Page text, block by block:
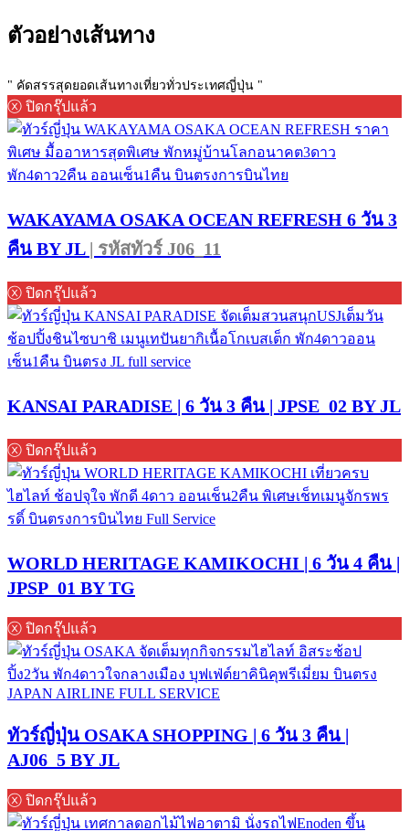
ตัวอย่างเส้นทาง
" คัดสรรสุดยอดเส้นทางเที่ยวทั่วประเทศญี่ปุ่น "
ⓧ ปิดกรุ๊ปแล้ว
WAKAYAMA OSAKA OCEAN REFRESH 6 วัน 3
คืน BY JL | รหัสทัวร์ J06_11
ⓧ ปิดกรุ๊ปแล้ว
KANSAI PARADISE | 6 วัน 3 คืน | JPSE_02 BY JL
ⓧ ปิดกรุ๊ปแล้ว
WORLD HERITAGE KAMIKOCHI | 6 วัน 4 คืน |
JPSP_01 BY TG
ⓧ ปิดกรุ๊ปแล้ว
ทัวร์ญี่ปุ่น OSAKA SHOPPING | 6 วัน 3 คืน |
AJ06_5 BY JL
ⓧ ปิดกรุ๊ปแล้ว